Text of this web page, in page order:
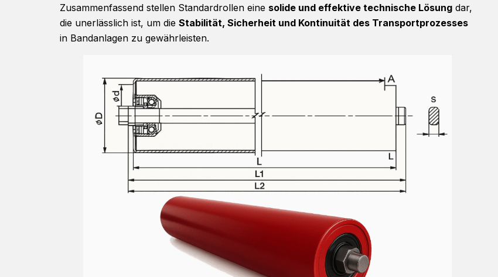
Zusammenfassend stellen Standardrollen eine solide und effektive technische Lösung dar,
die unerlässlich ist, um die Stabilität, Sicherheit und Kontinuität des Transportprozesses
in Bandanlagen zu gewährleisten.